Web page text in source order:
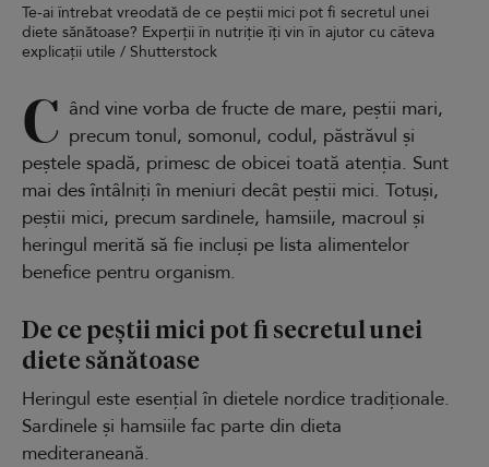
Te-ai întrebat vreodată de ce peștii mici pot fi secretul unei
diete sănătoase? Experții în nutriție îți vin în ajutor cu câteva
explicații utile / Shutterstock
C ând vine vorba de fructe de mare, peștii mari,
precum tonul, somonul, codul, păstrăvul și
peștele spadă, primesc de obicei toată atenția. Sunt
mai des întâlniți în meniuri decât peștii mici. Totuși,
peștii mici, precum sardinele, hamsiile, macroul și
heringul merită să fie incluși pe lista alimentelor
benefice pentru organism.
De ce peștii mici pot fi secretul unei
diete sănătoase
Heringul este esențial în dietele nordice tradiționale.
Sardinele și hamsiile fac parte din dieta
mediteraneană.